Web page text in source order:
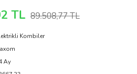
TL 89.508,77 TL
Kombiler
Ay